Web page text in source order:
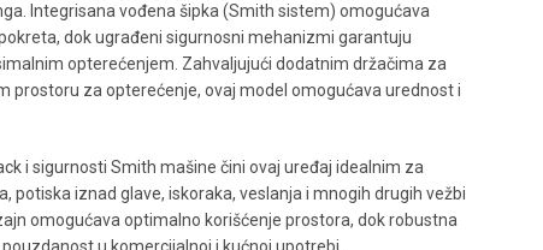
Integrisana vođena šipka (Smith sistem) omogućava
dok ugrađeni sigurnosni mehanizmi garantuju
opterećenjem. Zahvaljujući dodatnim držačima za
prostoru za opterećenje, ovaj model omogućava urednost i
i sigurnosti Smith mašine čini ovaj uređaj idealnim za
potiska iznad glave, iskoraka, veslanja i mnogih drugih vežbi
omogućava optimalno korišćenje prostora, dok robustna